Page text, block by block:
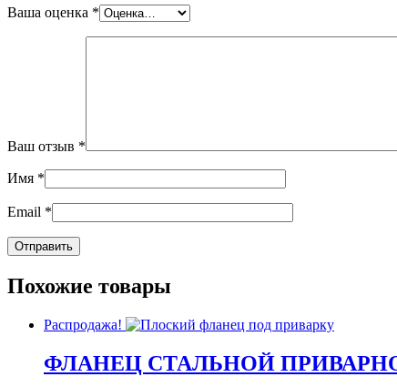
Ваша оценка *
Ваш отзыв *
Имя *
Email *
Похожие товары
Распродажа!
ФЛАНЕЦ СТАЛЬНОЙ